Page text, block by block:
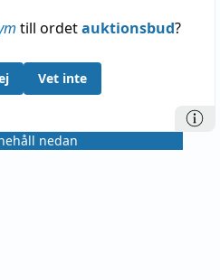
till ordetauktionsbud?
Vet inte
nedan